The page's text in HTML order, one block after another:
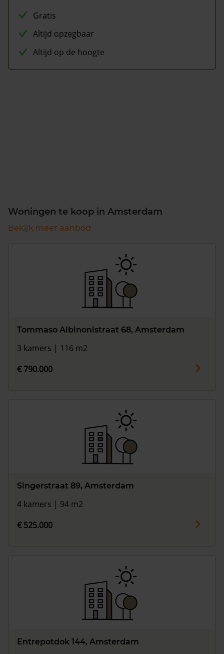
Gratis
Altijd opzegbaar
Altijd op de hoogte
Woningen te koop in Amsterdam
Bekijk meer aanbod
Tommaso Albinonistraat 68, Amsterdam
3 kamers | 116 m2
€ 790.000
Singerstraat 89, Amsterdam
4 kamers | 94 m2
€ 525.000
Entrepotdok 144, Amsterdam